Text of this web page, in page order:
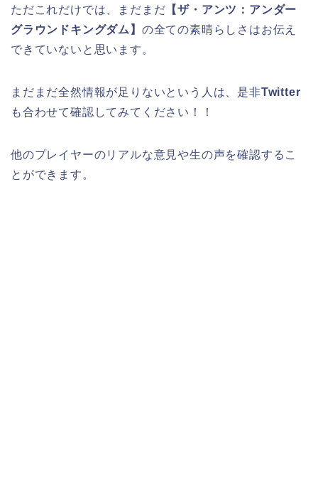
ただこれだけでは、まだまだ 【ザ・アンツ：アンダー
グラウンドキングダム】 の全ての素晴らしさはお伝え
できていないと思います。
まだまだ全然情報が足りないという人は、是非Twitter
も合わせて確認してみてください！！
他のプレイヤーのリアルな意見や生の声を確認するこ
とができます。